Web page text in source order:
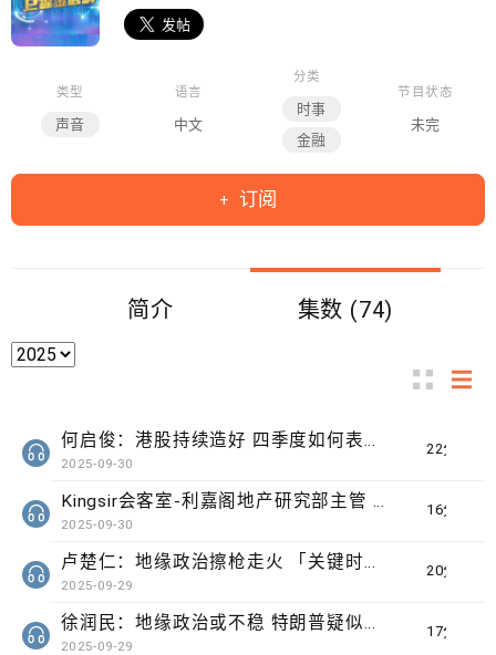
类型
声音
语言
中文
分类
时事
金融
节目状态
未完
订阅
简介 集数 (74)
22分钟
何启俊：港股持续造好 四季度如何表现？
2025-09-30
16分钟
Kingsir会客室-利嘉阁地产研究部主管 陈海潮
2025-09-30
20分钟
卢楚仁：地缘政治擦枪走火 「关键时刻」请密切关注！关注英法风险
2025-09-29
17分钟
徐润民：地缘政治或不稳 特朗普疑似「动兵」？关注「对市场要有怀
2025-09-29